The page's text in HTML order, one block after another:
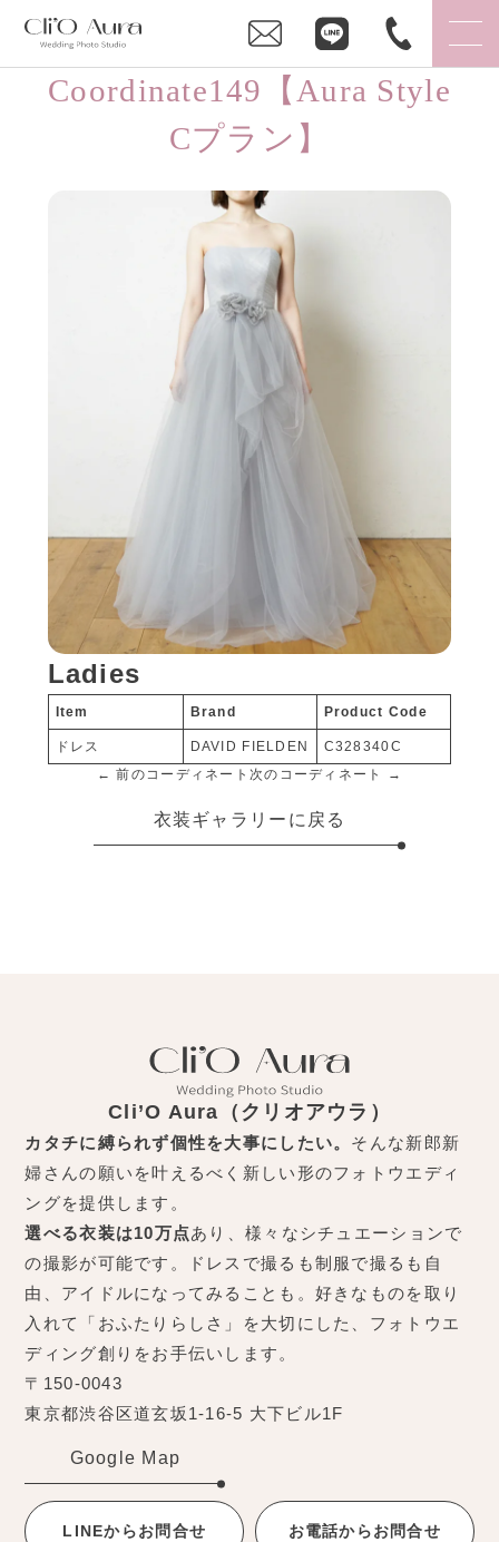
Coordinate149【Aura Style
Cプラン】
Ladies
Item Brand Product Code
ドレス DAVID FIELDEN
C328340C
← 前のコーディネート 次のコーディネート →
衣装ギャラリーに戻る
Cli’O Aura（クリオアウラ）
カタチに縛られず個性を大事にしたい。 そんな新郎新
婦さんの願いを叶えるべく新しい形のフォトウエディ
ングを提供します。
選べる衣装は10万点あり、様々なシチュエーションで
の撮影が可能です。ドレスで撮るも制服で撮るも自
由、アイドルになってみることも。好きなものを取り
入れて「おふたりらしさ」を大切にした、フォトウエ
ディング創りをお手伝いします。
〒150-0043
東京都渋谷区道玄坂1-16-5 大下ビル1F
Google Map
LINEからお問合せ お電話からお問合せ